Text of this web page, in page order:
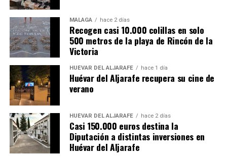
MÁLAGA hace 2 días
Recogen casi 10.000 colillas en solo
500 metros de la playa de Rincón de la
Victoria
HUÉVAR DEL ALJARAFE hace 1 día
Huévar del Aljarafe recupera su cine de
verano
HUÉVAR DEL ALJARAFE hace 2 días
Casi 150.000 euros destina la
Diputación a distintas inversiones en
Huévar del Aljarafe